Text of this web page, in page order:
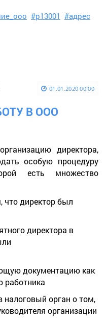
#р13001 #адрес
01.01.2020 00:00
В ООО
директора,
особую процедуру
есть множество
что директор был
директора в
документацию как
работника
налоговый орган о том,
организации